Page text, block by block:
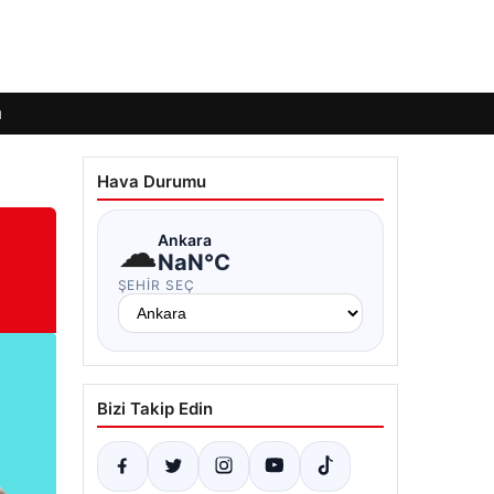
Hava Durumu
☁Ankara
NaN°C
ŞEHIR SEÇ
Bizi Takip Edin